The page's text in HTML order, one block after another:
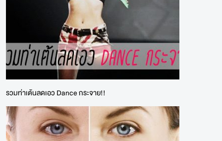
รวมท่าเต้นลดเอว Dance กระจาย!!